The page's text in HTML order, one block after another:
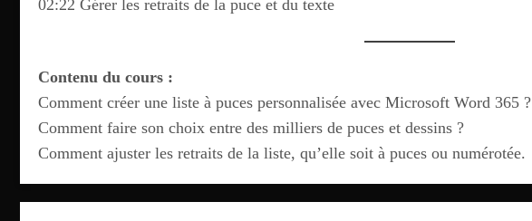
02:22 Gérer les retraits de la puce et du texte
Contenu du cours :
Comment créer une liste à puces personnalisée avec Microsoft Word 365 ?
Comment faire son choix entre des milliers de puces et dessins ?
Comment ajuster les retraits de la liste, qu’elle soit à puces ou numérotée.